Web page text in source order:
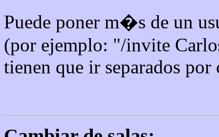
Puede poner m�s de un
(por ejemplo: "/invite
tienen que ir separados